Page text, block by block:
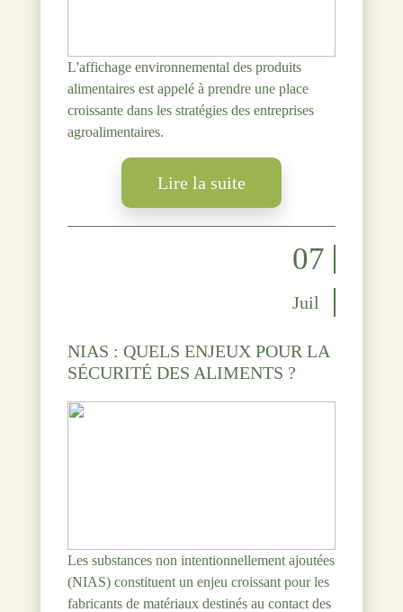
L'affichage environnemental des produits
alimentaires est appelé à prendre une place
croissante dans les stratégies des entreprises
agroalimentaires.
Lire la suite
07
Juil
NIAS : QUELS ENJEUX POUR LA
SÉCURITÉ DES ALIMENTS ?
Les substances non intentionnellement ajoutées
(NIAS) constituent un enjeu croissant pour les
fabricants de matériaux destinés au contact des